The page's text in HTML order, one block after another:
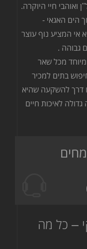
ואוהבי חיי היוקרה.
הים האגאי -
אי המציע נוף עוצר
גבוהה .
מכל שאר
בתים למכיר
דרך להשקעה שהיא
לאיכות חיים
– כל מה